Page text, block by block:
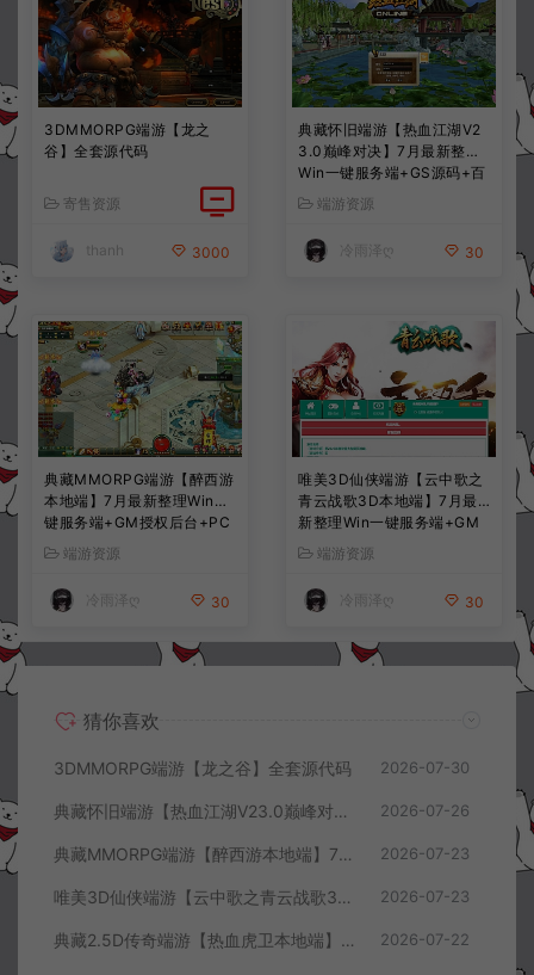
3DMMORPG端游【龙之
谷】全套源代码
寄售资源
thanh 3000
典藏怀旧端游【热血江湖V2
3.0巅峰对决】7月最新整理
Win一键服务端+GS源码+百
宝阁+在线GM工具+PC客户
端+详细搭建教程
端游资源
冷雨泽ღ 30
典藏MMORPG端游【醉西游
本地端】7月最新整理Win一
键服务端+GM授权后台+PC
客户端+详细搭建教程
端游资源
冷雨泽ღ 30
唯美3D仙侠端游【云中歌之
青云战歌3D本地端】7月最
新整理Win一键服务端+GM
工具+PC客户端+详细搭建教
端游资源
冷雨泽ღ 30
猜你喜欢
3DMMORPG端游【龙之谷】全套源代码 2026-07-30
典藏怀旧端游【热血江湖V23.0巅峰对决】7月最新整理Win一键服务端+GS源码+百宝阁+在线GM工具+PC客户端+详细搭建教程 2026-07-26
典藏MMORPG端游【醉西游本地端】7月最新整理Win一键服务端+GM授权后台+PC客户端+详细搭建教程 2026-07-23
唯美3D仙侠端游【云中歌之青云战歌3D本地端】7月最新整理Win一键服务端+GM工具+PC客户端+详细搭建教程 2026-07-23
典藏2.5D传奇端游【热血虎卫本地端】7月最新整理Win一键服务端+充值教程+PC客户端+详细搭建教程 2026-07-22